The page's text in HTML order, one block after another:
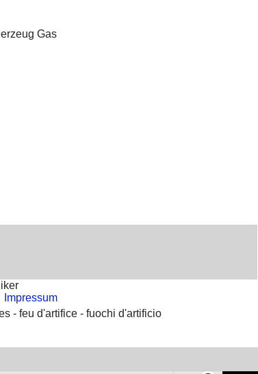
Gas
Impressum
- feu d'artifice - fuochi d'artificio